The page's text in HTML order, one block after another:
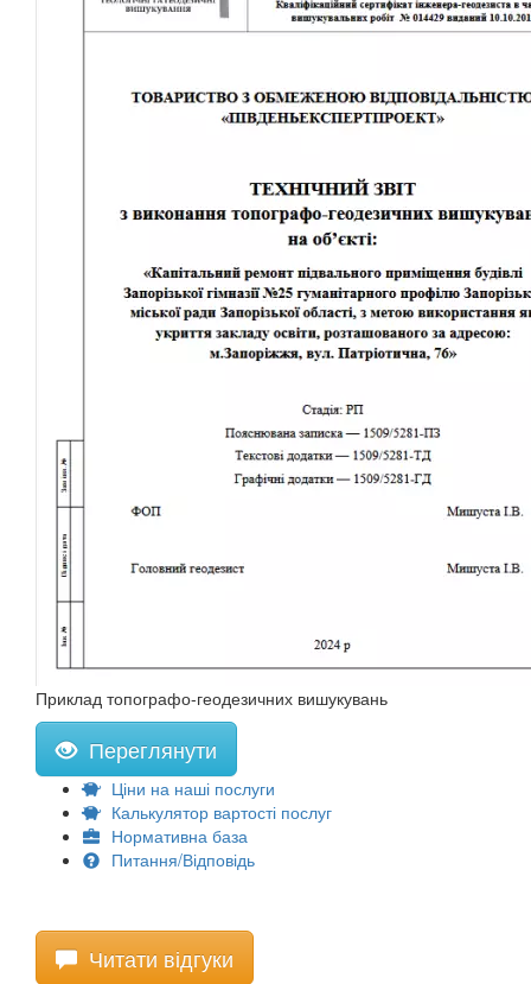
Приклад топографо-геодезичних вишукувань
Переглянути
Ціни на наші послуги
Калькулятор вартості послуг
Нормативна база
Питання/Відповідь
Читати відгуки